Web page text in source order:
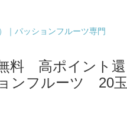
｜パッションフルーツ専門
無料 高ポイント還
ンフルーツ 20玉